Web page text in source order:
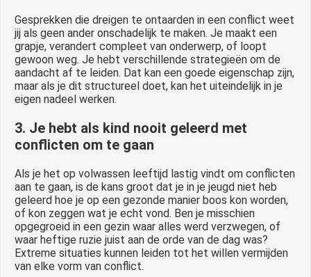
Gesprekken die dreigen te ontaarden in een conflict weet
jij als geen ander onschadelijk te maken. Je maakt een
grapje, verandert compleet van onderwerp, of loopt
gewoon weg. Je hebt verschillende strategieën om de
aandacht af te leiden. Dat kan een goede eigenschap zijn,
maar als je dit structureel doet, kan het uiteindelijk in je
eigen nadeel werken.
3. Je hebt als kind nooit geleerd met
conflicten om te gaan
Als je het op volwassen leeftijd lastig vindt om conflicten
aan te gaan, is de kans groot dat je in je jeugd niet heb
geleerd hoe je op een gezonde manier boos kon worden,
of kon zeggen wat je echt vond. Ben je misschien
opgegroeid in een gezin waar alles werd verzwegen, of
waar heftige ruzie juist aan de orde van de dag was?
Extreme situaties kunnen leiden tot het willen vermijden
van elke vorm van conflict.